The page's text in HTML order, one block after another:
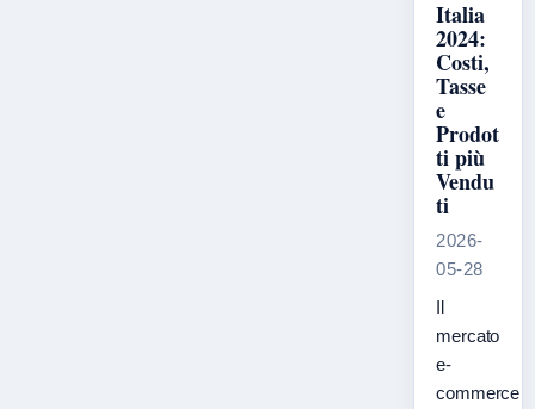
Italia
2024:
Costi,
Tasse
e
Prodot
ti più
Vendu
ti
2026-
05-28
Il
mercato
e-
commerce